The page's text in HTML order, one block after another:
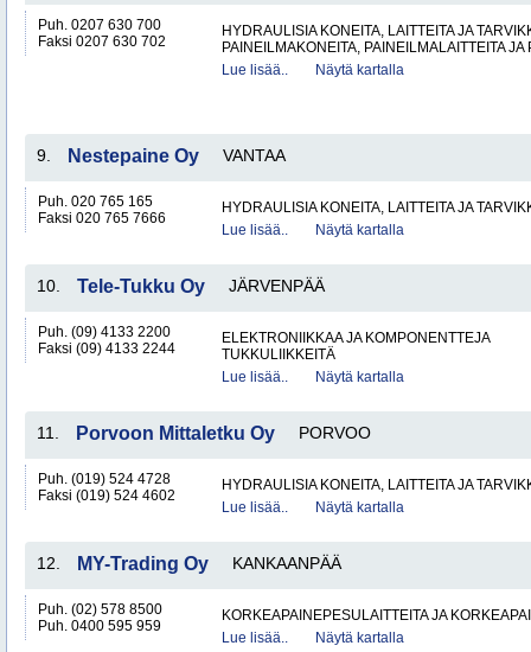
Puh. 0207 630 700
Faksi 0207 630 702
HYDRAULISIA KONEITA, LAITTEITA JA
PAINEILMAKONEITA, PAINEILMALAITTEITA
Lue lisää..
Näytä kartalla
9. Nestepaine Oy VANTAA
Puh. 020 765 165
Faksi 020 765 7666
HYDRAULISIA KONEITA, LAITTEITA JA
Lue lisää..
Näytä kartalla
10. Tele-Tukku Oy JÄRVENPÄÄ
Puh. (09) 4133 2200
Faksi (09) 4133 2244
ELEKTRONIIKKAA JA KOMPONENTTEJA
TUKKULIIKKEITÄ
Lue lisää..
Näytä kartalla
11. Porvoon Mittaletku Oy PORVOO
Puh. (019) 524 4728
Faksi (019) 524 4602
HYDRAULISIA KONEITA, LAITTEITA JA
Lue lisää..
Näytä kartalla
12. MY-Trading Oy KANKAANPÄÄ
Puh. (02) 578 8500
Puh. 0400 595 959
KORKEAPAINEPESULAITTEITA JA
Lue lisää..
Näytä kartalla